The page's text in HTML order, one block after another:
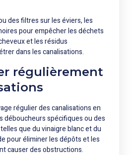
des filtres sur les éviers, les
pour empêcher les déchets
et les résidus
dans les canalisations.
régulièrement
régulier des canalisations en
déboucheurs spécifiques ou des
que du vinaigre blanc et du
pour éliminer les dépôts et les
causer des obstructions.